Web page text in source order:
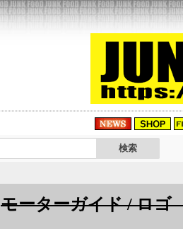
モーターガイド / ロ